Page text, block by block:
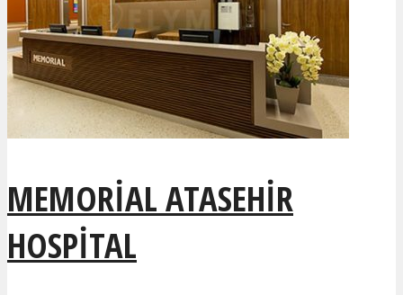
MEMORIAL ATASEHIR
HOSPITAL